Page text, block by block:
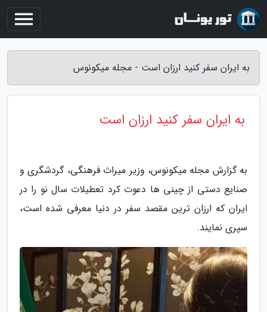
به ایران سفر کنید ارزان است - مجله میکونوس
به ایران سفر کنید ارزان است
به گزارش مجله میکونوس، وزیر میراث فرهنگی، گردشگری و
صنایع دستی از چینی ها دعوت کرد تعطیلات سال نو را در
ایران که ارزان ترین مقصد سفر در دنیا معرفی شده است،
سپری نمایند.